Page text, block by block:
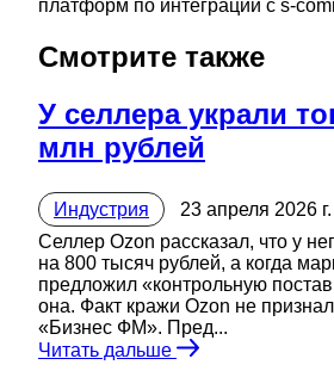
платформ по интеграции с s-
Смотрите также
У селлера украли
млн рублей
Индустрия
23 апреля 2026 г.
Селлер Ozon рассказал, что у
на 800 тысяч рублей, а когда
предложил «контрольную
она. Факт кражи Ozon не
«Бизнес ФМ». Пред...
Читать дальше